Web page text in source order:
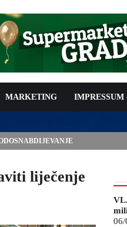
MARKETING
liječenje
06/